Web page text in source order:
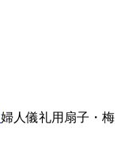
婦人儀礼用扇子・梅